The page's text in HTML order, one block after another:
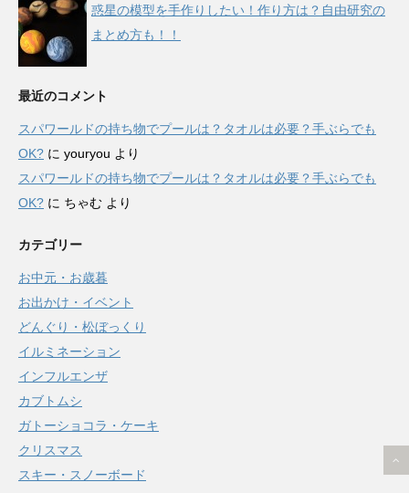
惑星の模型を手作りしたい！作り方は？自由研究の
まとめ方も！！
最近のコメント
スパワールドの持ち物でプールは？タオルは必要？手ぶらでも
OK? に youryou より
スパワールドの持ち物でプールは？タオルは必要？手ぶらでも
OK? に ちゃむ より
カテゴリー
お中元・お歳暮
お出かけ・イベント
どんぐり・松ぼっくり
イルミネーション
インフルエンザ
カブトムシ
ガトーショコラ・ケーキ
クリスマス
スキー・スノーボード